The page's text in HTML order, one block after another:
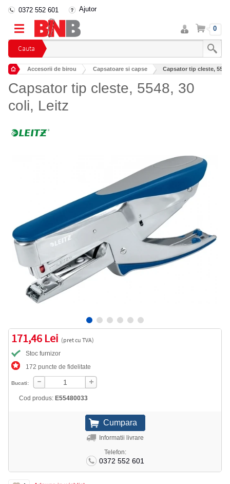
Cauta
0372 552 601 Ajutor
Intra
in
cont
Cos 0
Accesorii de birou Capsatoare si capse Capsator tip cleste,
Capsator tip cleste, 5548, 30
coli, Leitz
171,46 Lei (pret cu TVA)
Stoc furnizor
172 puncte de fidelitate
Bucati:
Cod produs: E55480033
Informatii livrare
Telefon:
0372 552 601